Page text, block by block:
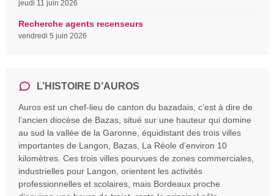
jeudi 11 juin 2026
Recherche agents recenseurs
vendredi 5 juin 2026
L’HISTOIRE D’AUROS
Auros est un chef-lieu de canton du bazadais, c’est à dire de
l’ancien diocèse de Bazas, situé sur une hauteur qui domine
au sud la vallée de la Garonne, équidistant des trois villes
importantes de Langon, Bazas, La Réole d’environ 10
kilomètres. Ces trois villes pourvues de zones commerciales,
industrielles pour Langon, orientent les activités
professionnelles et scolaires, mais Bordeaux proche